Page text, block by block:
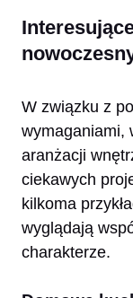
W związku z
wymaganiami,
aranżacji
ciekawych
kilkoma
wyglądają
charakterze.